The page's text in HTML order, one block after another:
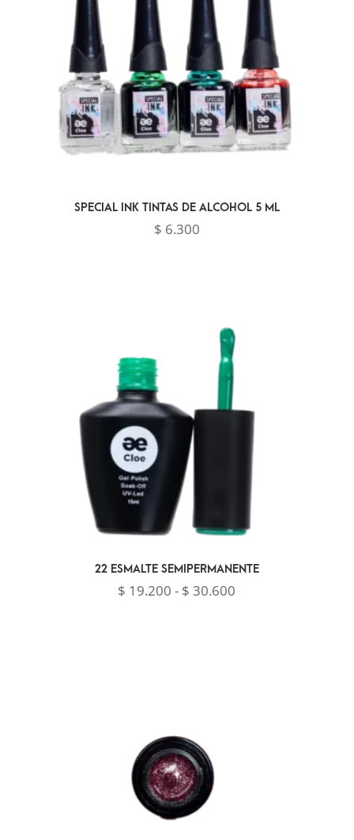
SPECIAL INK TINTAS DE ALCOHOL 5 ML
$ 6.300
22 ESMALTE SEMIPERMANENTE
$ 19.200 - $ 30.600